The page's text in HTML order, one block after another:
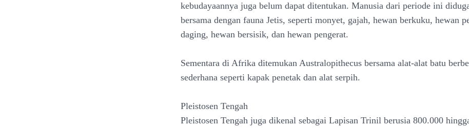
kebudayaannya juga belum dapat ditentukan. Manusia dari periode ini
bersama dengan fauna Jetis, seperti monyet, gajah, hewan berkuku, hewan
daging, hewan bersisik, dan hewan pengerat.
Sementara di Afrika ditemukan Australopithecus bersama alat-alat batu
sederhana seperti kapak penetak dan alat serpih.
Pleistosen Tengah
Pleistosen Tengah juga dikenal sebagai Lapisan Trinil berusia 800.000